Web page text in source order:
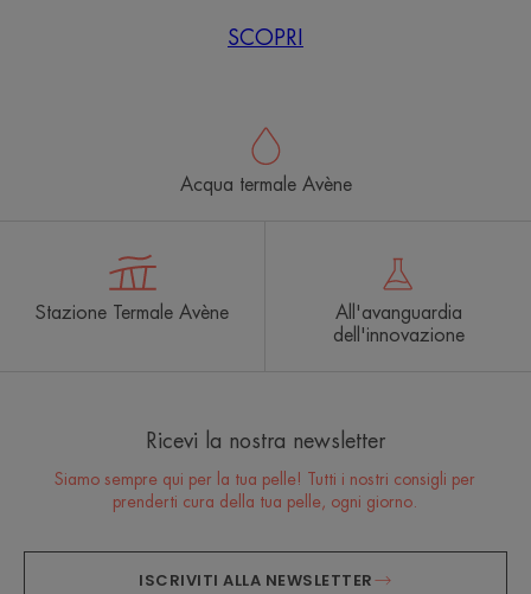
SCOPRI
Acqua termale Avène
Stazione Termale Avène
All'avanguardia
dell'innovazione
Ricevi la nostra newsletter
Siamo sempre qui per la tua pelle! Tutti i nostri consigli per
prenderti cura della tua pelle, ogni giorno.
ISCRIVITI ALLA NEWSLETTER